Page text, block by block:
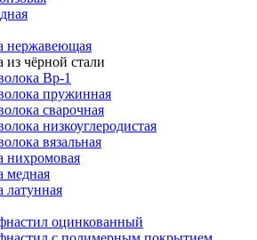
нержавеющая
из чёрной стали
Вр-1
пружинная
сварочная
низкоуглеродистая
вязальная
нихромовая
медная
латунная
оцинкованный